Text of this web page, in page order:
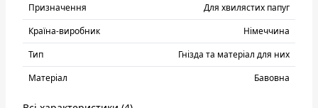
Призначення
Для хвилястих папуг
Країна-виробник
Нiмеччина
Тип
Гнізда та матеріал для них
Матеріал
Бавовна